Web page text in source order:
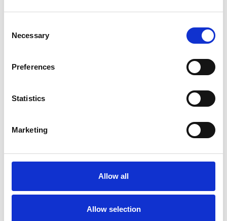
Selection
Necessary
Preferences
Statistics
Marketing
Allow all
Allow selection
Repubblica Ceca